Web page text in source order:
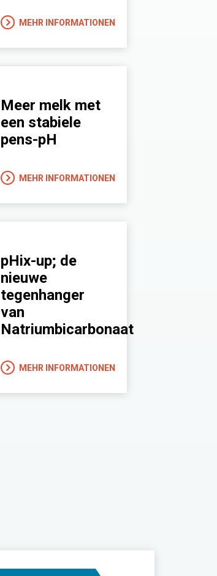
MEHR INFORMATIONEN
Meer melk met
een stabiele
pens-pH
MEHR INFORMATIONEN
pHix-up; de
nieuwe
tegenhanger
van
Natriumbicarbonaat
MEHR INFORMATIONEN